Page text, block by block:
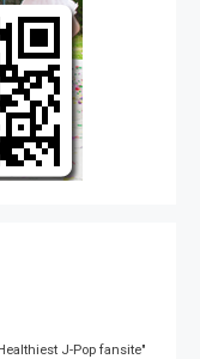
J-Pop fansite"